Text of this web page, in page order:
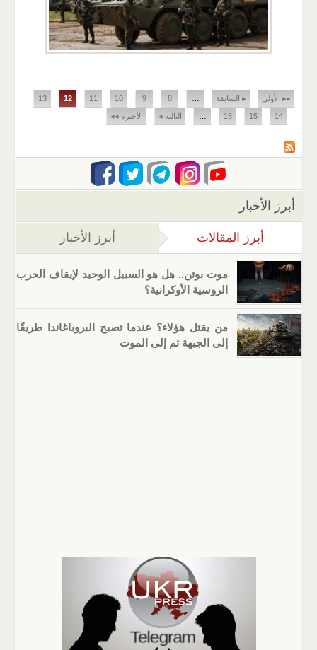
الصفحات
▸▸ الأولى ▸ السابقة 8
9
10
11
12
13
14
15
16 التالية ◂ الأخيرة ◂◂
أبرز الأخبار
أبرز المقالات (علامة التبويب النشطة)
أبرز الأخبار
موت بوتن.. هل هو السبيل الوحيد لإيقاف الحرب
الروسية الأوكرانية؟
من يقتل هؤلاء؟ عندما تصبح البروباغاندا طريقًا
إلى الجبهة ثم إلى الموت